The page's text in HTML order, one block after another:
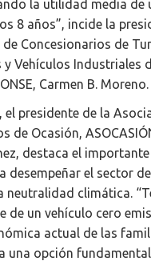
la utilidad media de
8 años”, incide la
Concesionarios de
Vehículos Industriales
Carmen B. Moreno.
el presidente de la
de Ocasión,
destaca el
desempeñar el sector
neutralidad climática.
de un vehículo cero
actual de las
una opción